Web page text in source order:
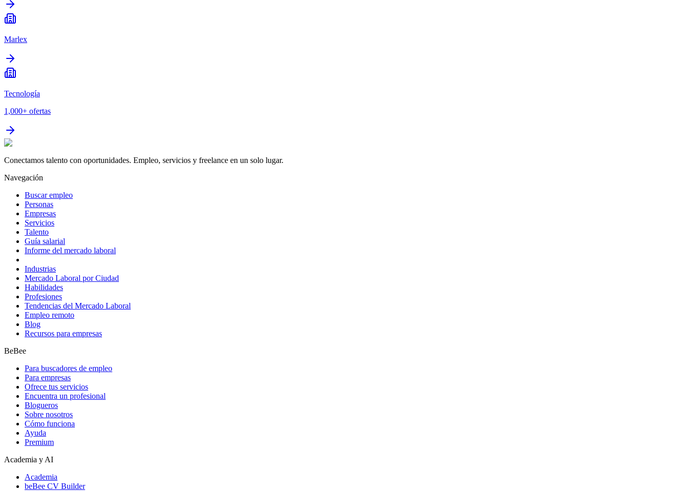
Marlex
Tecnología
1,000+ ofertas
Conectamos talento con oportunidades. Empleo, servicios y freelance en un solo lugar.
Navegación
Buscar empleo
Personas
Empresas
Servicios
Talento
Guía salarial
Informe del mercado laboral
Industrias
Mercado Laboral por Ciudad
Habilidades
Profesiones
Tendencias del Mercado Laboral
Empleo remoto
Blog
Recursos para empresas
BeBee
Para buscadores de empleo
Para empresas
Ofrece tus servicios
Encuentra un profesional
Blogueros
Sobre nosotros
Cómo funciona
Ayuda
Premium
Academia y AI
Academia
beBee CV Builder